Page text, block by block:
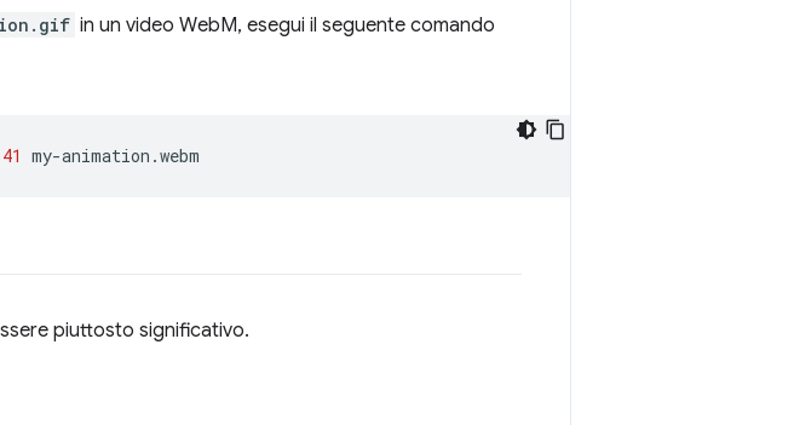
in un video WebM, esegui il seguente comando
41
piuttosto significativo.